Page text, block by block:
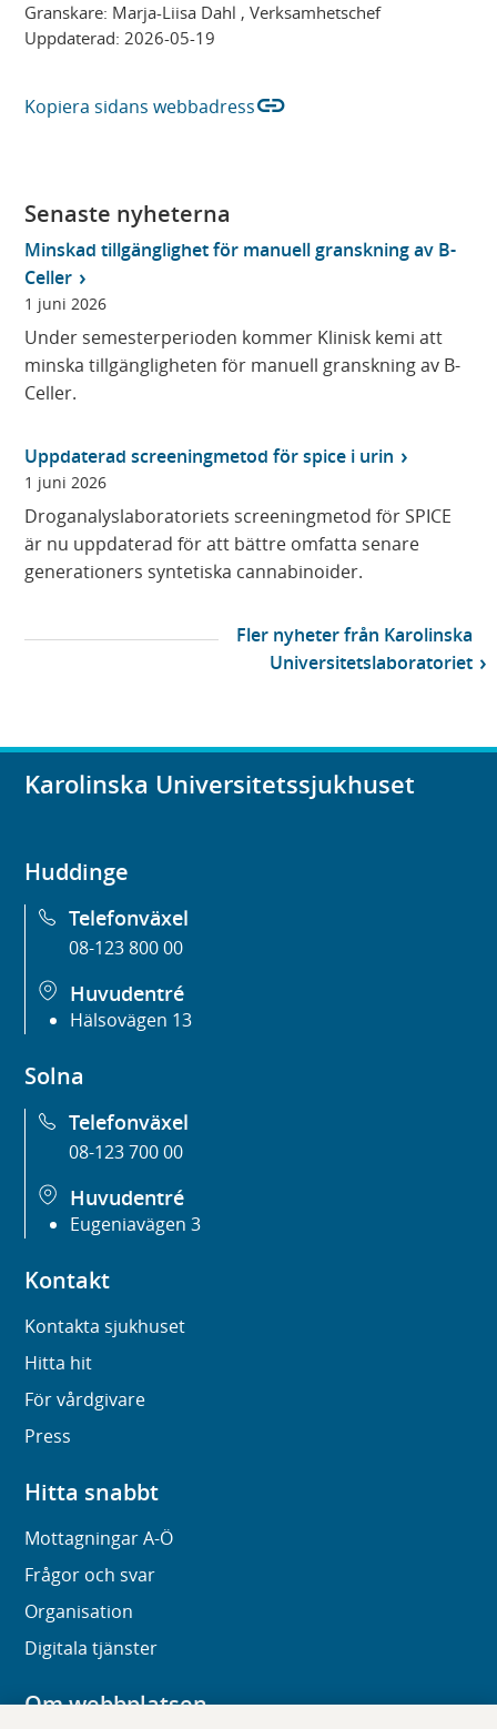
Granskare: Marja-Liisa Dahl , Verksamhetschef
Uppdaterad:2026-05-19
Kopiera sidans webbadresslink
Senaste nyheterna
Minskad tillgänglighet för manuell granskning av B-
Celler
1 juni 2026
Under semesterperioden kommer Klinisk kemi att
minska tillgängligheten för manuell granskning av B-
Celler.
Uppdaterad screeningmetod för spice i urin
1 juni 2026
Droganalyslaboratoriets screeningmetod för SPICE
är nu uppdaterad för att bättre omfatta senare
generationers syntetiska cannabinoider.
Fler nyheter från Karolinska
Universitetslaboratoriet
Karolinska Universitetssjukhuset
Huddinge
Telefonväxel
08-123 800 00
Huvudentré
Hälsovägen 13
Solna
Telefonväxel
08-123 700 00
Huvudentré
Eugeniavägen 3
Kontakt
Kontakta sjukhuset
Hitta hit
För vårdgivare
Press
Hitta snabbt
Mottagningar A-Ö
Frågor och svar
Organisation
Digitala tjänster
Om webbplatsen